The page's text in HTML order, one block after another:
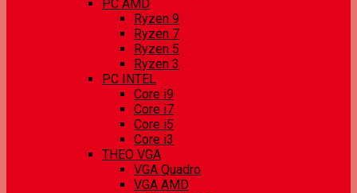
PC AMD
Ryzen 9
Ryzen 7
Ryzen 5
Ryzen 3
PC INTEL
Core i9
Core i7
Core i5
Core i3
THEO VGA
VGA Quadro
VGA AMD